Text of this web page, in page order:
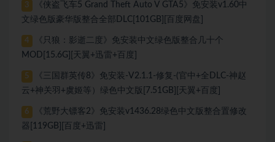
3
《侠盗飞车5 Grand Theft Auto V GTA5》免安装v1.60中
文绿色版豪华版整合全部DLC[101GB][百度网盘]
4
《只狼：影逝二度》免安装中文绿色版整合几十个
MOD[15.6G][天翼+迅雷+百度]
5
《三国群英传8》免安装-V2.1.1-修复-(官中+全DLC-神赵
云+神关羽+虞姬等）绿色中文版[7.51GB][天翼+百度]
6
《荒野大镖客2》免安装v1436.28绿色中文版整合置修改
器[119GB][百度+迅雷]